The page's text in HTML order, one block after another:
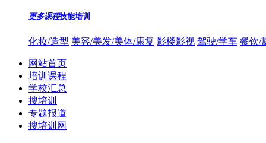
更多课程技能培训
化妆/造型 美容/美发/美体/康复 影楼影视 驾驶/学车 餐饮/
网站首页
培训课程
学校汇总
搜培训
专题报道
搜培训网